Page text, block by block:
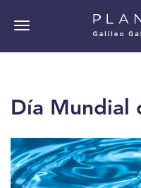
principalnavigation
Día Mundial